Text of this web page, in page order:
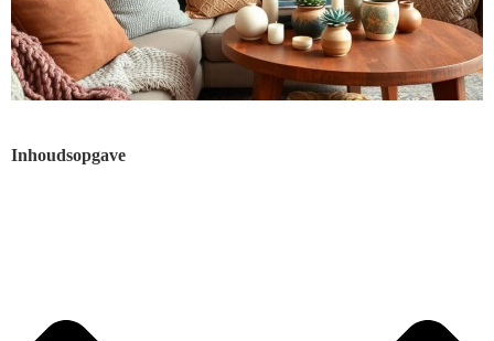
Inhoudsopgave